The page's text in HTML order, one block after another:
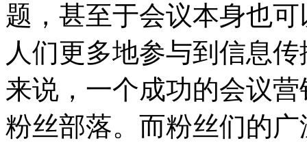
题，甚至于会议本身也
人们更多地参与到信息
来说，一个成功的会议
粉丝部落。而粉丝们的